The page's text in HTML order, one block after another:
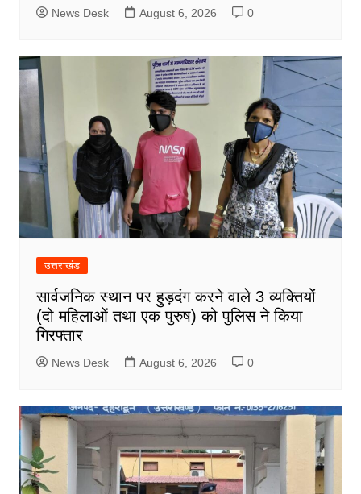
News Desk August 6, 2026 0
उत्तराखंड
सार्वजनिक स्थान पर हुड़दंग करने वाले 3 व्यक्तियों
(दो महिलाओं तथा एक पुरुष) को पुलिस ने किया
गिरफ्तार
News Desk August 6, 2026 0